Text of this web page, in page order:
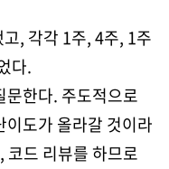
, 각각 1주, 4주, 1주
다.
문한다. 주도적으로
도가 올라갈 것이라
코드 리뷰를 하므로